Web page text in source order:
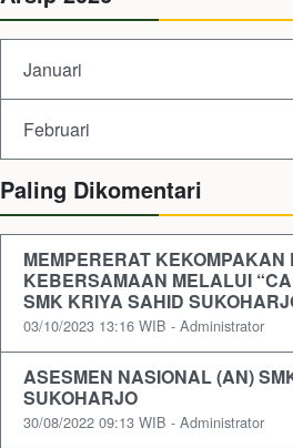
Januari
Februari
Paling Dikomentari
MEMPERERAT KEKOMPAKAN
KEBERSAMAAN MELALUI
SMK KRIYA SAHID
03/10/2023 13:16 WIB - Administrator
ASESMEN NASIONAL (AN)
SUKOHARJO
30/08/2022 09:13 WIB - Administrator